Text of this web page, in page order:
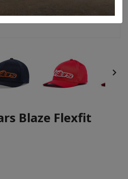

Blaze Flexfit